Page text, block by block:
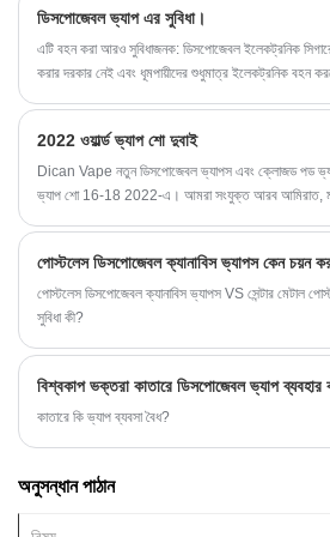
ডিসপোজেবল ভ্যাপ এর সুবিধা।
এটি বহন করা আরও সুবিধাজনক: ডিসপোজেবল ইলেকট্রনিক
করার দরকার নেই এবং ধূমপায়ীদের শুধুমাত্র ইলেকট্রনিক বহন
2022 ওয়ার্ল্ড ভ্যাপ শো দুবাই
Dican Vape নতুন ডিসপোজেবল ভ্যাপস এবং ক্লোজড পড ভ্যাপ
ভ্যাপ শো 16-18 2022-এ। আমরা সংযুক্ত আরব আমিরাত,
পোস্টলেস ডিসপোজেবল ক্যানাবিস ভ্যাপস কেন চয়ন
পোস্টলেস ডিসপোজেবল ক্যানাবিস ভ্যাপস VS সেন্টার মেটাল
সুবিধা কী?
বিশ্বকাপ ভক্তরা কাতারে ডিসপোজেবল ভ্যাপ ব্যবহার
কাতারে কি ভ্যাপ ব্যবসা বৈধ?
অনুসন্ধান পাঠান